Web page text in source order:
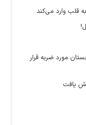
مورد ضربه قرار